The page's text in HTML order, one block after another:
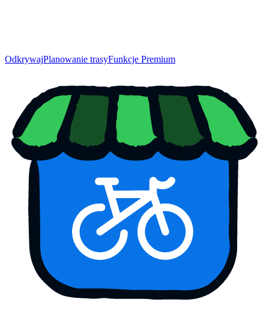
OdkrywajPlanowanie trasyFunkcje Premium